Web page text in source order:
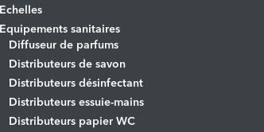
Echelles
Equipements sanitaires
Diffuseur de parfums
Distributeurs de savon
Distributeurs désinfectant
Distributeurs essuie-mains
Distributeurs papier WC